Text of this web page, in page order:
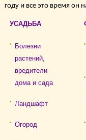
году и все это время он
УСАДЬБА
Болезни
растений,
вредители
дома и сада
Ландшафт
Огород